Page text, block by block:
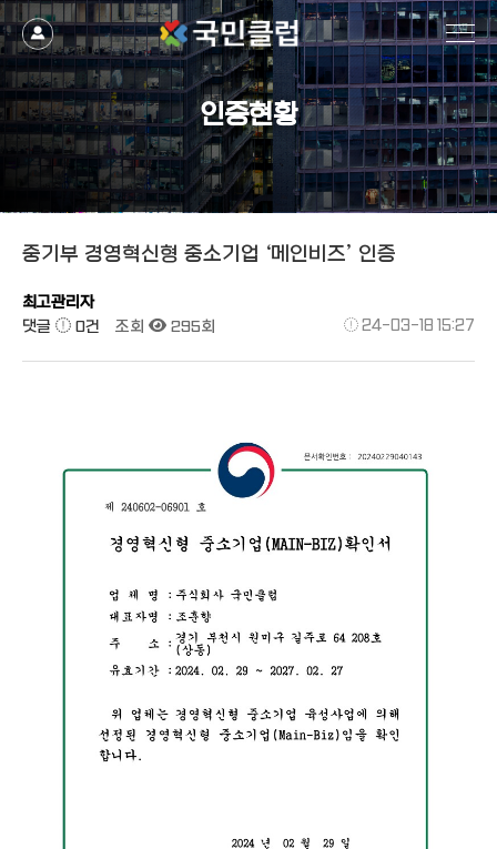
인증현황
중기부 경영혁신형 중소기업 ‘메인비즈’ 인증
최고관리자
댓글 0건 조회 295회 24-03-18 15:27